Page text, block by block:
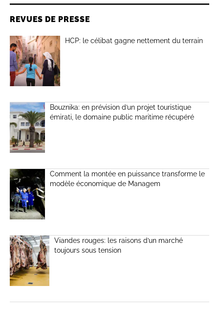
REVUES DE PRESSE
HCP: le célibat gagne nettement du terrain
Bouznika: en prévision d’un projet touristique
émirati, le domaine public maritime récupéré
Comment la montée en puissance transforme le
modèle économique de Managem
Viandes rouges: les raisons d’un marché
toujours sous tension